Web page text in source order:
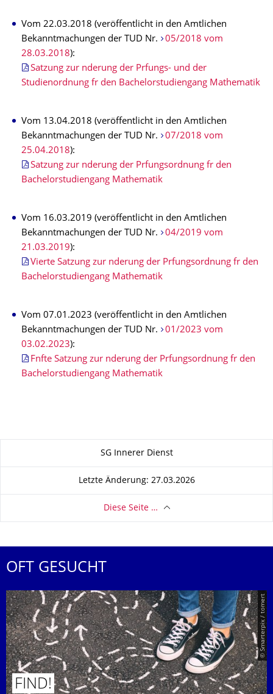
Vom 22.03.2018 (veröffentlicht in den Amtlichen
Bekanntmachungen der TUD Nr.
05/2018 vom
28.03.2018):
Satzung zur nderung der Prfungs- und der
Studienordnung fr den Bachelorstudiengang Mathematik
Vom 13.04.2018 (veröffentlicht in den Amtlichen
Bekanntmachungen der TUD Nr.
07/2018 vom
25.04.2018):
Satzung zur nderung der Prfungsordnung fr den
Bachelorstudiengang Mathematik
Vom 16.03.2019 (veröffentlicht in den Amtlichen
Bekanntmachungen der TUD Nr.
04/2019 vom
21.03.2019):
Vierte Satzung zur nderung der Prfungsordnung fr den
Bachelorstudiengang Mathematik
Vom 07.01.2023 (veröffentlicht in den Amtlichen
Bekanntmachungen der TUD Nr.
01/2023 vom
03.02.2023):
Fnfte Satzung zur nderung der Prfungsordnung fr den
Bachelorstudiengang Mathematik
SG Innerer Dienst
Letzte Änderung: 27.03.2026
Diese Seite …
OFT GESUCHT
© Smarterpix / tomert
FIND!